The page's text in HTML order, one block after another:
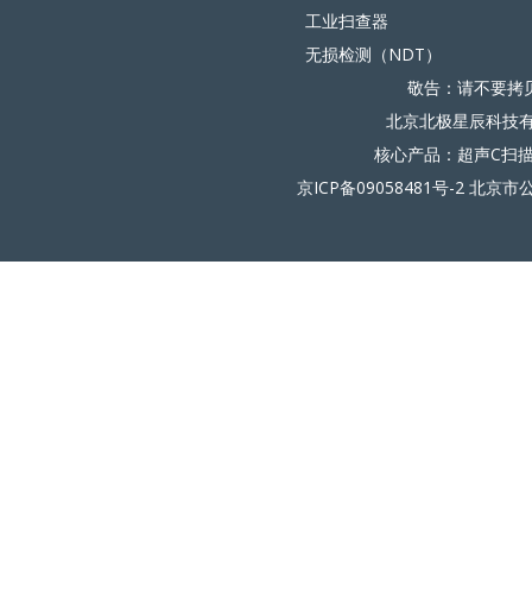
工业扫查器
无损检测（NDT）
敬告：请不要拷
北京北极星辰科技
核心产品：超声C扫
京ICP备09058481号-2 北京市